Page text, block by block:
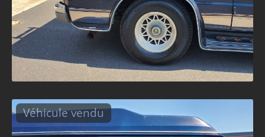
Véhicule vendu